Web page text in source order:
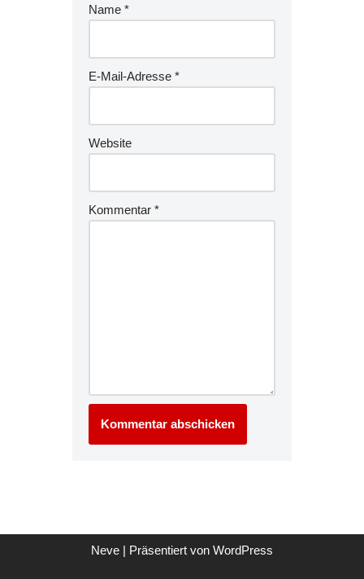
Name *
E-Mail-Adresse *
Website
Kommentar *
Neve | Präsentiert von WordPress